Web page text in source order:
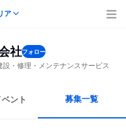
ア
社フォロー
・修理・メンテナンスサービス
ント 募集一覧